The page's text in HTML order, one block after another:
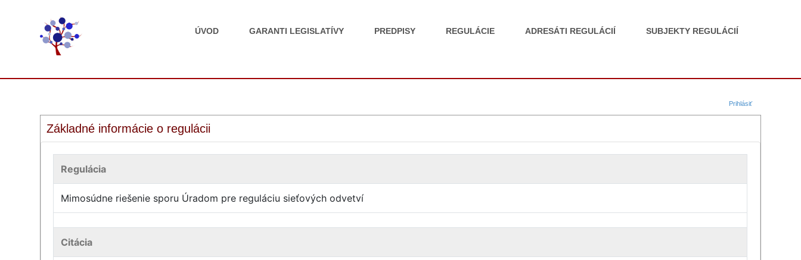
ÚVOD GARANTI LEGISLATÍVY PREDPISY REGULÁCIE ADRESÁTI REGULÁCIÍ SUBJEKTY REGULÁCIÍ
Prihlásiť
Základné informácie o regulácii
Regulácia
Mimosúdne riešenie sporu Úradom pre reguláciu sieťových odvetví
Citácia